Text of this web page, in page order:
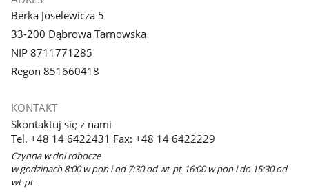
Berka Joselewicza 5
33-200 Dąbrowa Tarnowska
NIP 8711771285
Regon 851660418
KONTAKT
Skontaktuj się z nami
Tel. +48 14 6422431 Fax: +48 14 6422229
Czynna w dni robocze
w godzinach 8:00 w pon i od 7:30 od wt-pt-16:00 w pon i do 15:30 od
wt-pt